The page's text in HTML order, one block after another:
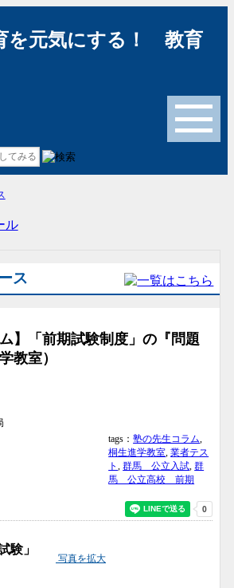
を元気にする！ 教育
メニュー
ス
】「前期試験制度」の『問題
教室）
tags：塾の先生コラム,
桐生進学教室,業者テス
ト,群馬 公立入試,群
馬 公立高校 前期
写真を拡大
験」